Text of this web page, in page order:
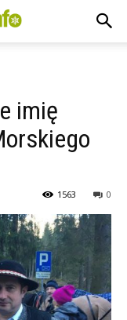
imię
0
1563